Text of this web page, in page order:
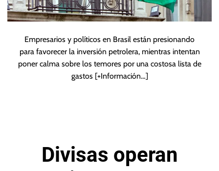
Empresarios y políticos en Brasil están presionando
para favorecer la inversión petrolera, mientras intentan
poner calma sobre los temores por una costosa lista de
gastos [+Información…]
Divisas operan